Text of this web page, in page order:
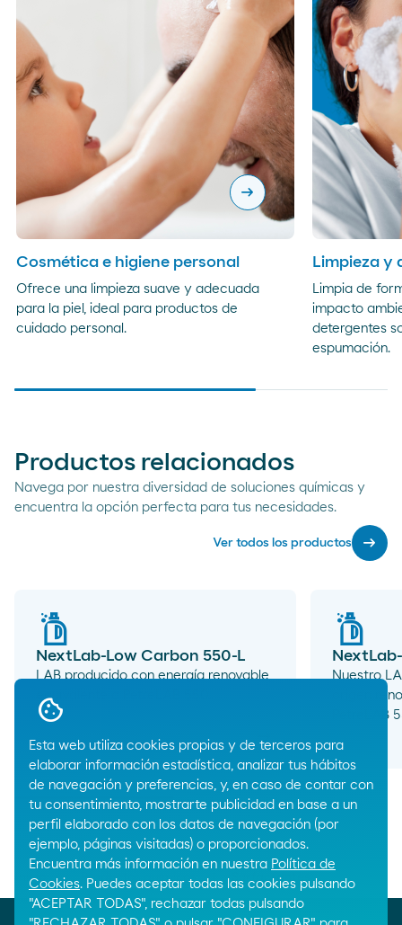
Esta web utiliza cookies propias y de terceros para
elaborar información estadística, analizar tus hábitos
de navegación y preferencias, y, en caso de contar con
tu consentimiento, mostrarte publicidad en base a un
perfil elaborado con los datos de navegación (por
ejemplo, páginas visitadas) o proporcionados.
Encuentra más información en nuestra Política de
Cookies. Puedes aceptar todas las cookies pulsando
"ACEPTAR TODAS", rechazar todas pulsando
arrow_right_alt
Cosmética e higiene personal
Ofrece una limpieza suave y adecuada
para la piel, ideal para productos de
cuidado personal.
Limpieza y
Limpia de
impacto
detergentes
espumación.
Productos relacionados
Navega por nuestra diversidad de soluciones químicas y
encuentra la opción perfecta para tus necesidades.
Ver todos los productos arrow_right_alt
NextLab-Low Carbon 550-L
LAB producido con energía renovable,
equivalente a PetreLAB 550.
arrow_right_alt
Nuestro
origen
PetreLAB
Breadcrumbs
Inicio Productos químicos Surfactantes